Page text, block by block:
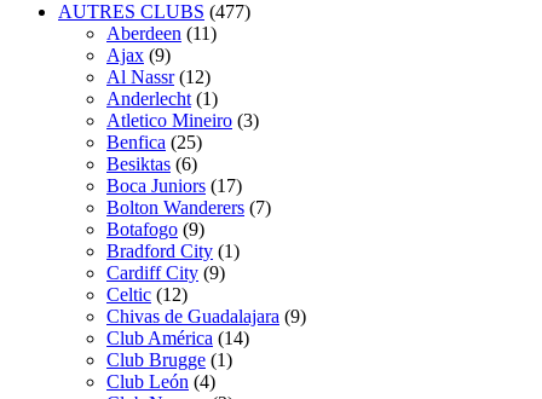
AUTRES CLUBS (477)
Aberdeen (11)
Ajax (9)
Al Nassr (12)
Anderlecht (1)
Atletico Mineiro (3)
Benfica (25)
Besiktas (6)
Boca Juniors (17)
Bolton Wanderers (7)
Botafogo (9)
Bradford City (1)
Cardiff City (9)
Celtic (12)
Chivas de Guadalajara (9)
Club América (14)
Club Brugge (1)
Club León (4)